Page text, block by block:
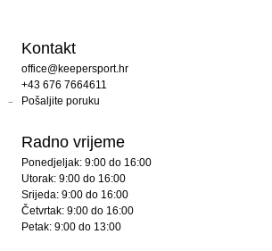
Kontakt
office@keepersport.hr
+43 676 7664611
Pošaljite poruku
Radno vrijeme
Ponedjeljak: 9:00 do 16:00
Utorak: 9:00 do 16:00
Srijeda: 9:00 do 16:00
Četvrtak: 9:00 do 16:00
Petak: 9:00 do 13:00